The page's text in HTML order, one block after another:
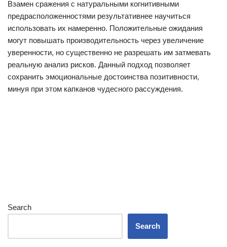
Взамен сражения с натуральными когнитивными
предрасположенностями результативнее научиться
использовать их намеренно. Положительные ожидания
могут повышать производительность через увеличение
уверенности, но существенно не разрешать им затмевать
реальную анализ рисков. Данный подход позволяет
сохранить эмоциональные достоинства позитивности,
минуя при этом капканов чудесного рассуждения.
Search
Search